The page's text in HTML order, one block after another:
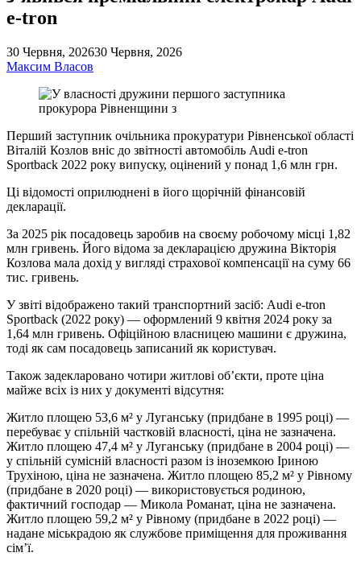
e-tron
30 Червня, 202630 Червня, 2026
Максим Власов
Перший заступник очільника прокуратури Рівненської області
Віталій Козлов вніс до звітності автомобіль Audi e-tron
Sportback 2022 року випуску, оцінений у понад 1,6 млн грн.
Ці відомості оприлюднені в його щорічній фінансовій
декларації.
За 2025 рік посадовець заробив на своєму робочому місці 1,82
млн гривень. Його відома за декларацією дружина Вікторія
Козлова мала дохід у вигляді страхової компенсації на суму 66
тис. гривень.
У звіті відображено такий транспортний засіб: Audi e-tron
Sportback (2022 року) — оформлений 9 квітня 2024 року за
1,64 млн гривень. Офіційною власницею машини є дружина,
тоді як сам посадовець записаний як користувач.
Також задекларовано чотири житлові об’єкти, проте ціна
майже всіх із них у документі відсутня:
Житло площею 53,6 м² у Луганську (придбане в 1995 році) —
перебуває у спільній частковій власності, ціна не зазначена.
Житло площею 47,4 м² у Луганську (придбане в 2004 році) —
у спільній сумісній власності разом із іноземкою Іриною
Трухіною, ціна не зазначена. Житло площею 85,2 м² у Рівному
(придбане в 2020 році) — використовується родиною,
фактичний господар — Микола Романат, ціна не зазначена.
Житло площею 59,2 м² у Рівному (придбане в 2022 році) —
надане міськрадою як службове приміщення для проживання
сім’ї.